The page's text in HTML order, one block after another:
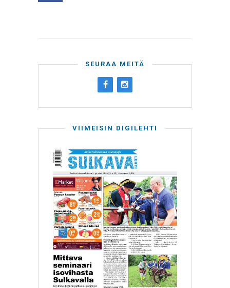
SEURAA MEITÄ
VIIMEISIN DIGILEHTI